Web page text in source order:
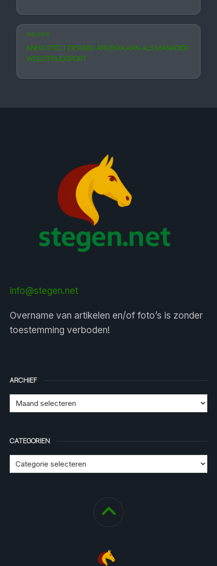
NIEUWS
KNHS STELT GERARD ARKEMA AAN ALS MANAGER
WEDSTRIJDSPORT
info@stegen.net
Overname van artikelen en/of foto’s is zonder
toestemming verboden!
ARCHIEF
CATEGORIEN